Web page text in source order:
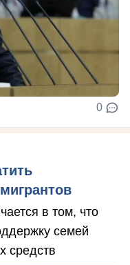
0
в том, что
семей
средств